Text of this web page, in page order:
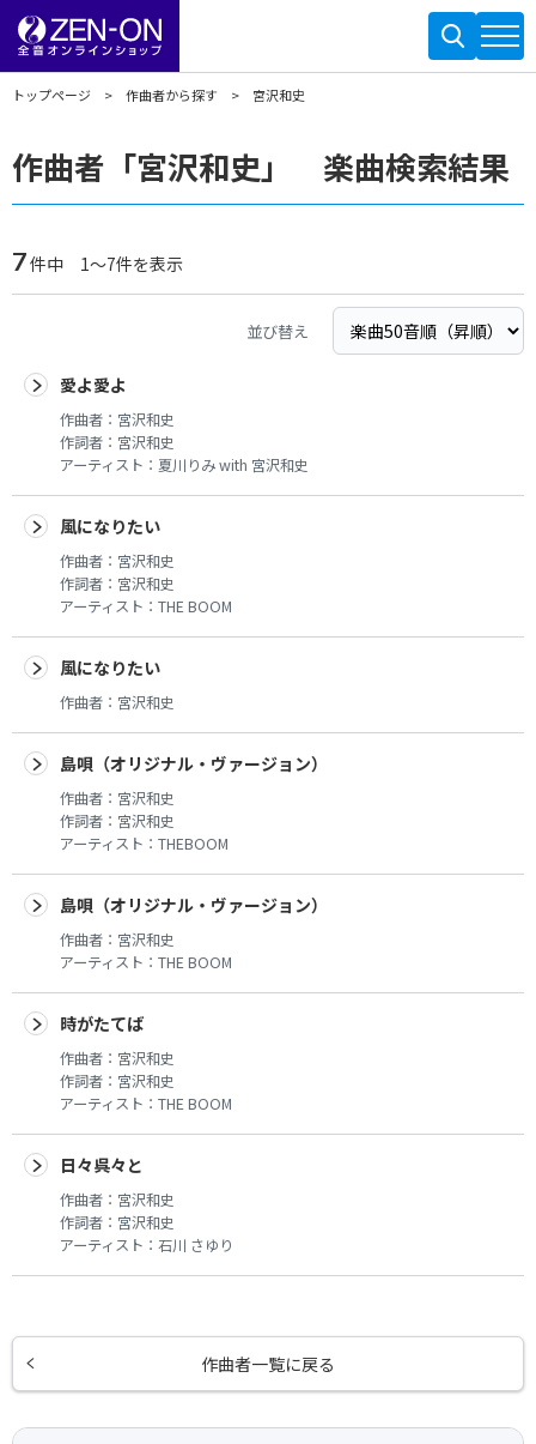
トップページ 作曲者から探す 宮沢和史
作曲者「宮沢和史」 楽曲検索結果
7件中 1～7件を表示
並び替え
愛よ愛よ
作曲者： 宮沢和史
作詞者： 宮沢和史
アーティスト： 夏川りみ with 宮沢和史
風になりたい
作曲者： 宮沢和史
作詞者： 宮沢和史
アーティスト： THE BOOM
風になりたい
作曲者： 宮沢和史
島唄（オリジナル・ヴァージョン）
作曲者： 宮沢和史
作詞者： 宮沢和史
アーティスト： THEBOOM
島唄（オリジナル・ヴァージョン）
作曲者： 宮沢和史
アーティスト： THE BOOM
時がたてば
作曲者： 宮沢和史
作詞者： 宮沢和史
アーティスト： THE BOOM
日々呉々と
作曲者： 宮沢和史
作詞者： 宮沢和史
アーティスト： 石川 さゆり
作曲者一覧に戻る